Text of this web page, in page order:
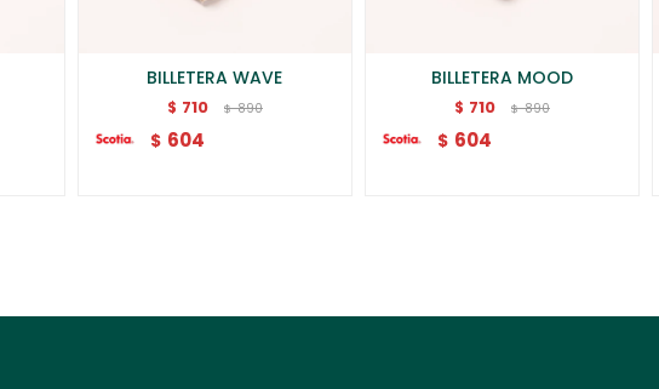
BILLETERA WAVE
$ 710 $ 890
$ 604
BILLETERA MOOD
$ 710 $ 890
$ 604